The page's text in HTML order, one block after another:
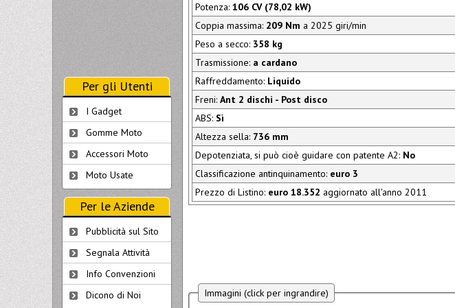
Potenza: 106 CV (78,02 kW)
Coppia massima: 209 Nm a 2025 giri/min
Peso a secco: 358 kg
Trasmissione: a cardano
Raffreddamento: Liquido
Freni: Ant 2 dischi - Post disco
ABS: Sì
Altezza sella: 736 mm
Depotenziata, si può cioè guidare con patente A2: No
Classificazione antinquinamento: euro 3
Prezzo di Listino: euro 18.352 aggiornato all'anno 2011
Immagini (click per ingrandire)
Per gli Utenti
I Gadget
Gomme Moto
Accessori Moto
Moto Usate
Per le Aziende
Pubblicità sul Sito
Segnala Attività
Info Convenzioni
Dicono di Noi